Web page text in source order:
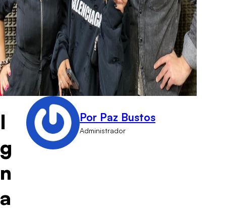
I
g
n
a
Por Paz Bustos
Administrador